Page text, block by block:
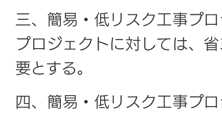
三、簡易・低リスク工事プ
プロジェクトに対しては、
要とする。
四、簡易・低リスク工事プ